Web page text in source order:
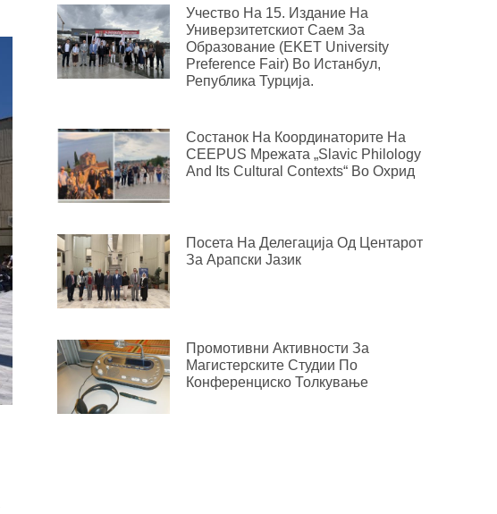
Учество На 15. Издание На
Универзитетскиот Саем За
Образование (EKET University
Preference Fair) Во Истанбул,
Република Турција.
Состанок На Координаторите На
CEEPUS Мрежата „Slavic Philology
And Its Cultural Contexts“ Во Охрид
Посета На Делегација Од Центарот
За Арапски Јазик
Промотивни Активности За
Магистерските Студии По
Конференциско Толкување